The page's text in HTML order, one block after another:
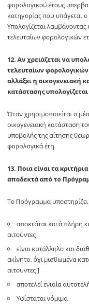
φορολογικού έτους
κατηγορίας που υπάγεται ο
Υπολογίζεται
τελευταίων φορολογικών
12. Αν χρειάζεται να
τελευταίων φορολογικών
αλλάξει η οικογενειακή
κατάστασης
Όταν χρησιμοποιείται ο
οικογενειακή κατάσταση
υποβολής της αίτησης
φορολογικά έτη.
13. Ποια είναι τα
αποδεκτά από το
Το Πρόγραμμα
αποκτάται κατά πλήρη
αιτούντες
είναι κατάλληλο και
ακίνητο, όχι μισθωμένα
αιτουντες ]
αποτελεί ενιαία
Υφίσταται νόμιμα